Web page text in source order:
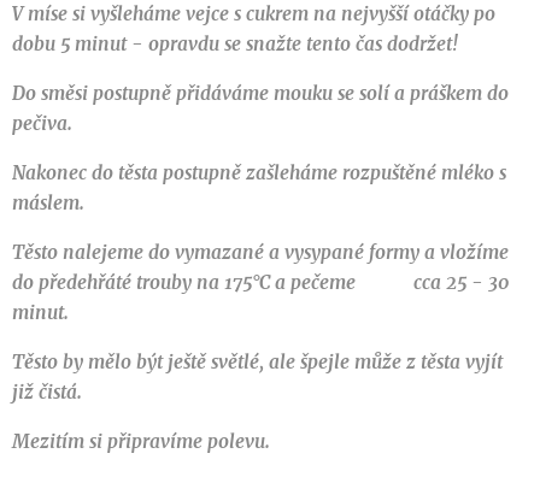
V míse si vyšleháme vejce s cukrem na nejvyšší otáčky po
dobu 5 minut - opravdu se snažte tento čas dodržet!
Do směsi postupně přidáváme mouku se solí a práškem do
pečiva.
Nakonec do těsta postupně zašleháme rozpuštěné mléko s
máslem.
Těsto nalejeme do vymazané a vysypané formy a vložíme
do předehřáté trouby na 175°C a pečeme cca 25 - 30
minut.
Těsto by mělo být ještě světlé, ale špejle může z těsta vyjít
již čistá.
Mezitím si připravíme polevu.